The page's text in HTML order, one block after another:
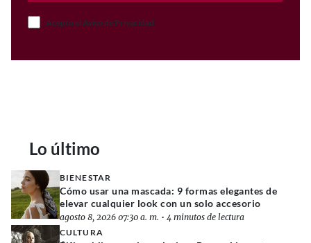
Acepto el Aviso de Privacidad
Lo último
BIENESTAR
Cómo usar una mascada: 9 formas elegantes de
elevar cualquier look con un solo accesorio
agosto 8, 2026 07:30 a. m. • 4 minutos de lectura
CULTURA